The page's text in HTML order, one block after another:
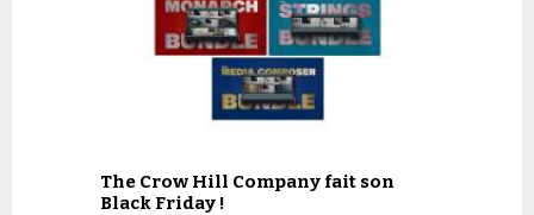
The Crow Hill Company fait son
Black Friday !